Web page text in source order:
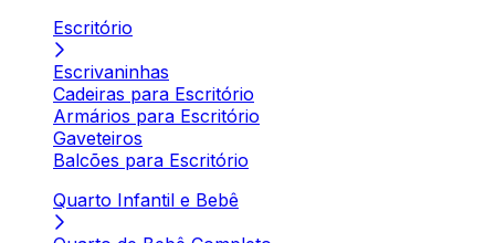
Escritório
Escrivaninhas
Cadeiras para Escritório
Armários para Escritório
Gaveteiros
Balcões para Escritório
Quarto Infantil e Bebê